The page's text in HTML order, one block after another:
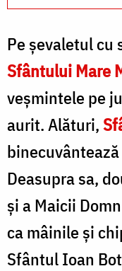
Pe șevaletul cu
Sfântului Mare
veșmintele pe
aurit. Alături,
Deasupra sa,
și a Maicii
ca mâinile și
Sfântul Ioan